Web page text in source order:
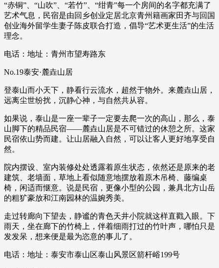
“赤铜”、“山吹”、“若竹”、“绀青”每一个房间的名字都充满了
艺术气息，民宿是由回乡创业定居北京青州籍画家田齐与回国
创业海外留学生妻子陈皮联合打造，倡导“艺术更生活”的生活
理念。
电话：地址：青州市望寿路东
No.19泰安·麓垚山居
登泰山而小天下，静看行云流水，超然于物外。来麓垚山居，
远离尘世纷扰，沉静心神，与自然共从容。
如果说，泰山是一座一辈子一定要去爬一次的高山，那么，泰
山脚下的精品民宿——麓垚山居是不可错过的休憩之所。这家
民宿依山势而建。让山居融入自然，可以让客人更好地享受自
然。
院内摆设、室内装修处处透露着原生状态，依然还是原来的老
建筑、老墙面，草地上看似随意地摆放着原木吊椅、藤编桌
椅，闲适而惬意。说是民宿，更像小型的公园，兼具北方山岳
的粗犷豪放和江南园林的温婉秀美。
走过转廊向下望去，静谧的青色天井小院就这样直戳入眼。下
雨天，坐在廊下的竹椅上，伴着细雨打过的竹叶声，哪怕只是
发发呆，想来便是最为恣意的事儿了。
电话：地址：泰安市泰山区泰山风景区箭杆峪199号